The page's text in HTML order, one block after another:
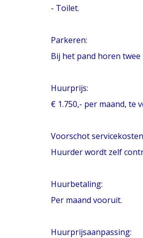
- Toilet.
Parkeren:
Bij het pand horen
Huurprijs:
€ 1.750,- per maand, te
Voorschot
Huurder wordt zelf
Huurbetaling:
Per maand vooruit.
Huurprijsaanpassing: